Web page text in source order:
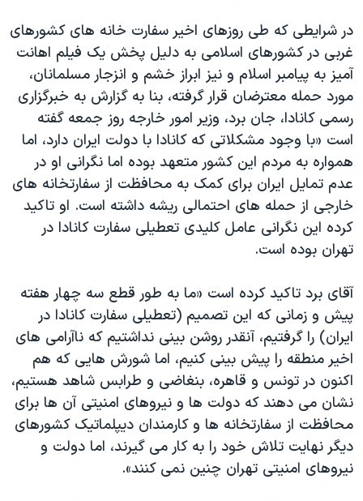
در شرایطی که طی روزهای اخیر سفارت خانه های کشورهای
غربی در کشورهای اسلامی به دلیل پخش یک فیلم اهانت
آمیز به پیامبر اسلام و نیز ابراز خشم و انزجار مسلمانان،
مورد حمله معترضان قرار گرفته، بنا به گزارش به خبرگزاری
رسمی کانادا، جان برد، وزیر امور خارجه روز جمعه گفته
است «با وجود مشکلاتی که کانادا با دولت ایران دارد، اما
همواره به مردم این کشور متعهد بوده اما نگرانی او در
عدم تمایل ایران برای کمک به محافظت از سفارتخانه های
خارجی از حمله های احتمالی ریشه داشته است. او تاکید
کرده این نگرانی عامل کلیدی تعطیلی سفارت کانادا در
تهران بوده است.
آقای برد تاکید کرده است «ما به طور قطع سه چهار هفته
پیش و زمانی که این تصمیم (تعطیلی سفارت کانادا در
ایران) را گرفتیم، آنقدر روشن بینی نداشتیم که ناآرامی های
اخیر منطقه را پیش بینی کنیم، اما شورش هایی که هم
اکنون در تونس و قاهره، بنغاضی و طرابس شاهد هستیم،
نشان می دهند که دولت ها و نیروهای امنیتی آن ها برای
محافظت از سفارتخانه ها و کارمندان دیپلماتیک کشورهای
دیگر نهایت تلاش خود را به کار می گیرند، اما دولت و
نیروهای امنیتی تهران چنین نمی کنند».